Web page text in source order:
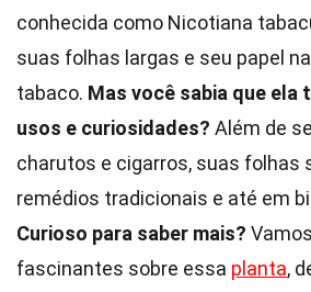
conhecida como Nicotiana
suas folhas largas e seu papel
tabaco. Mas você sabia que
usos e curiosidades? Além de
charutos e cigarros, suas folhas
remédios tradicionais e até em
Curioso para saber mais?
fascinantes sobre essa planta,